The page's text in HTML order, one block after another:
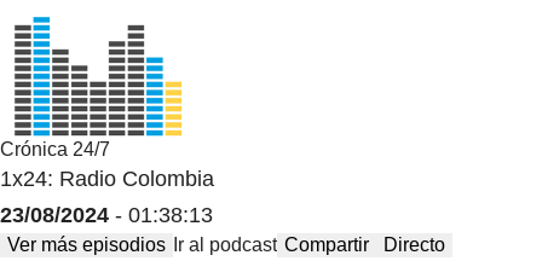
Crónica 24/7
1x24: Radio Colombia
23/08/2024 - 01:38:13
Ver más episodios Ir al podcast Compartir Directo